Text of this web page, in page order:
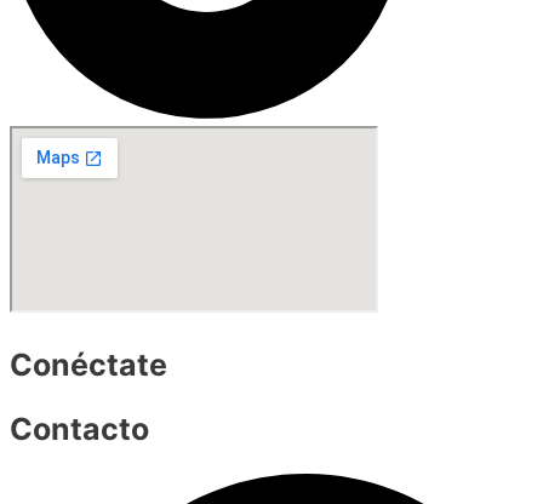
Conéctate
Contacto